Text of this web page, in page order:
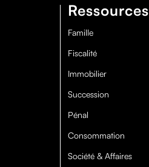
Ressources
Famille
Fiscalité
Immobilier
Succession
Pénal
Consommation
Société & Affaires